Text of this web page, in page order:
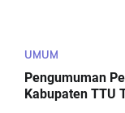
UMUM
Pengumuman
Kabupaten TTU